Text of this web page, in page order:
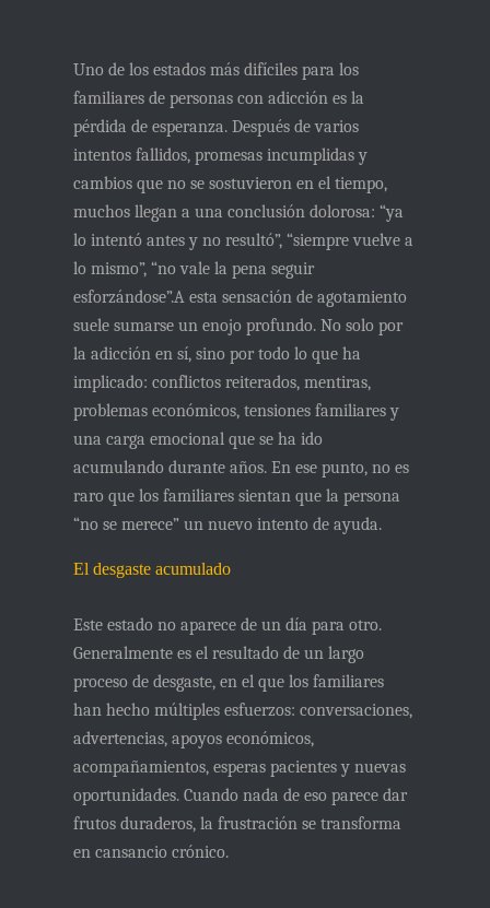
Uno de los estados más difíciles para los
familiares de personas con adicción esla
pérdida de esperanza. Después de varios
intentos fallidos, promesas incumplidas y
cambios que no se sostuvieron en el tiempo,
muchos llegan a una conclusión dolorosa: “ya
lo intentó antes y no resultó”, “siempre vuelve a
lo mismo”, “no vale la pena seguir
esforzándose”.A esta sensación de agotamiento
suele sumarseun enojo profundo. No solo por
la adicción en sí, sino por todo lo que ha
implicado: conflictos reiterados, mentiras,
problemas económicos, tensiones familiares y
una carga emocional que se ha ido
acumulando durante años. En ese punto, no es
raro que los familiares sientan que la persona
“no se merece” un nuevo intento de ayuda.
El desgaste acumulado
Este estado no aparece de un día para otro.
Generalmente es el resultado deun largo
proceso de desgaste, en el que los familiares
han hecho múltiples esfuerzos: conversaciones,
advertencias, apoyos económicos,
acompañamientos, esperas pacientes y nuevas
oportunidades. Cuando nada de eso parece dar
frutos duraderos, la frustración se transforma
en cansancio crónico.